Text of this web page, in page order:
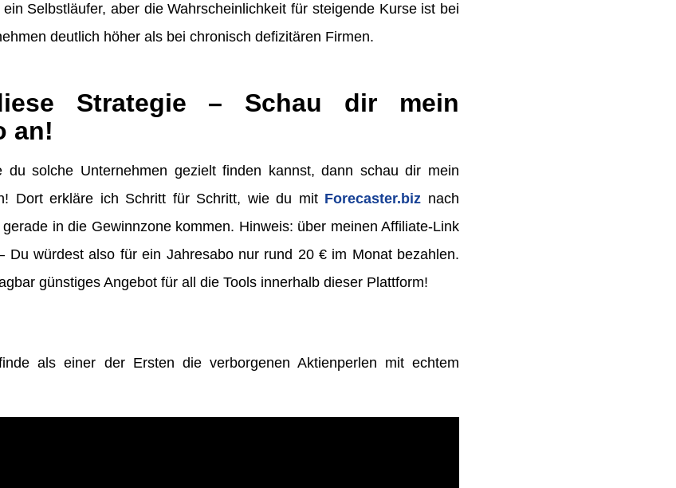
Selbstläufer, aber die Wahrscheinlichkeit für steigende Kurse ist bei
deutlich höher als bei chronisch defizitären Firmen.
Strategie – Schau dir mein
an!
solche Unternehmen gezielt finden kannst, dann schau dir mein
Dort erkläre ich Schritt für Schritt, wie du mit Forecaster.biz nach
in die Gewinnzone kommen. Hinweis: über meinen Affiliate-Link
Du würdest also für ein Jahresabo nur rund 20 € im Monat bezahlen.
günstiges Angebot für all die Tools innerhalb dieser Plattform!
als einer der Ersten die verborgenen Aktienperlen mit echtem